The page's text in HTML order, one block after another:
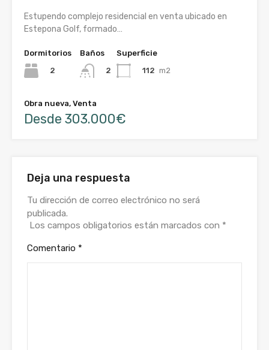
Estupendo complejo residencial en venta ubicado en
Estepona Golf, formado…
Dormitorios
2
Baños
2
Superficie
112 m2
Obra nueva, Venta
Desde 303.000€
Deja una respuesta
Tu dirección de correo electrónico no será
publicada.
Los campos obligatorios están marcados con *
Comentario *